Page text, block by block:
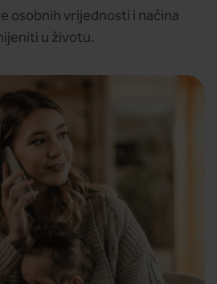
osobnih vrijednosti i načina
u životu.